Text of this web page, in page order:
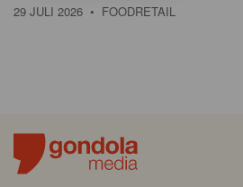
29 JULI 2026 • FOODRETAIL